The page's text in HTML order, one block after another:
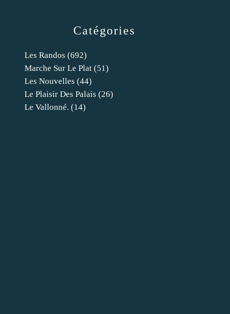
Catégories
Les Randos (692)
Marche Sur Le Plat (51)
Les Nouvelles (44)
Le Plaisir Des Palais (26)
Le Vallonné. (14)